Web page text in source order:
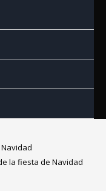
la fiesta de Navidad